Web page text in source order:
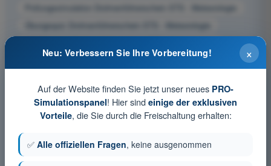
Prüfungssimulation Drohnenführerschein STS - Meteorologie
Übungsquiz Drohnenführerschein STS - Meteorologie
×
Neu: Verbessern Sie Ihre Vorbereitung!
Auf der Website finden Sie jetzt unser neues PRO-
Simulationspanel! Hier sind einige der exklusiven
Vorteile, die Sie durch die Freischaltung erhalten:
✅ Alle offiziellen Fragen, keine ausgenommen